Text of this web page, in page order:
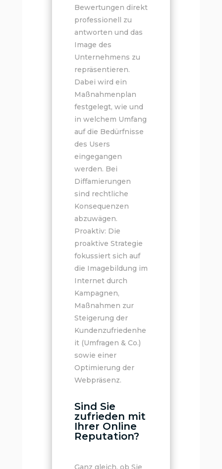
Bewertungen direkt
professionell zu
antworten und das
Image des
Unternehmens zu
repräsentieren.
Dabei wird ein
Maßnahmenplan
festgelegt, wie und
in welchem Umfang
auf die Bedürfnisse
des Users
eingegangen
werden. Bei
Diffamierungen
sind rechtliche
Konsequenzen
abzuwägen.
Proaktiv: Die
proaktive Strategie
fokussiert sich auf
die Imagebildung im
Internet durch
Kampagnen,
Maßnahmen zur
Steigerung der
Kundenzufriedenhe
it (Umfragen & Co.)
sowie einer
Optimierung der
Webpräsenz.
Sind Sie
zufrieden mit
Ihrer Online
Reputation?
Ganz gleich, ob Sie